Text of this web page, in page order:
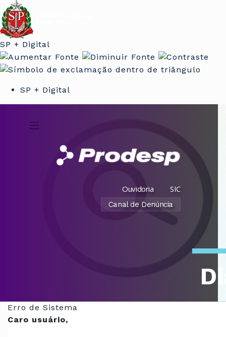
SP + Digital
SP + Digital
Ouvidoria SIC
Canal de Denúncia
Erro de Sistema
Caro usuário,